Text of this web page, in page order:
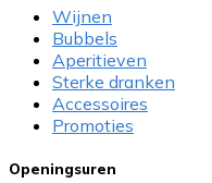
Wijnen
Bubbels
Aperitieven
Sterke dranken
Accessoires
Promoties
Openingsuren